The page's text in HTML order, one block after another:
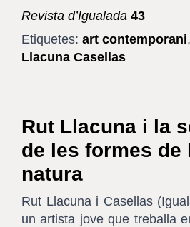
Revista d’Igualada 43
Etiquetes: art contemporani,
Llacuna Casellas
Rut Llacuna i la
de les formes de
natura
Rut Llacuna i Casellas
un artista jove que treballa